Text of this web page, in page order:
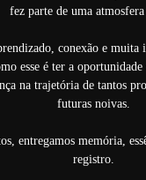
fez parte de uma atmosfera
conexão e muita
esse é ter a
na trajetória de tantos
futuras noivas.
entregamos memória,
registro.